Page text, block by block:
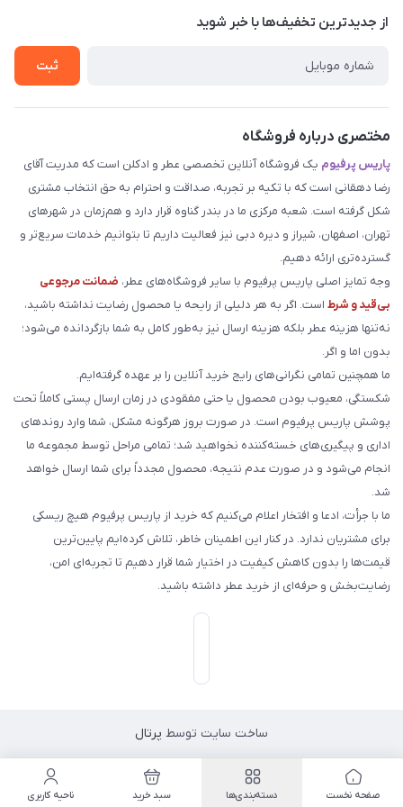
درباره ما
راهنما
از جدید‌ترین تخفیف‌ها با‌ خبر شوید
ثبت
مختصری درباره فروشگاه
پاریس پرفیوم یک فروشگاه آنلاین تخصصی عطر و ادکلن است که مدریت آقای
رضا دهقانی است که با تکیه بر تجربه، صداقت و احترام به حق انتخاب مشتری
شکل گرفته است. شعبه مرکزی ما در بندر گناوه قرار دارد و هم‌زمان در شهرهای
تهران، اصفهان، شیراز و دیره دبی نیز فعالیت داریم تا بتوانیم خدمات سریع‌تر و
گسترده‌تری ارائه دهیم.
وجه تمایز اصلی پاریس پرفیوم با سایر فروشگاه‌های عطر، ضمانت مرجوعی
بی‌قید و شرط است. اگر به هر دلیلی از رایحه یا محصول رضایت نداشته باشید،
نه‌تنها هزینه عطر بلکه هزینه ارسال نیز به‌طور کامل به شما بازگردانده می‌شود؛
بدون اما و اگر.
ما همچنین تمامی نگرانی‌های رایج خرید آنلاین را بر عهده گرفته‌ایم.
شکستگی، معیوب بودن محصول یا حتی مفقودی در زمان ارسال پستی کاملاً تحت
پوشش پاریس پرفیوم است. در صورت بروز هرگونه مشکل، شما وارد روندهای
اداری و پیگیری‌های خسته‌کننده نخواهید شد؛ تمامی مراحل توسط مجموعه ما
انجام می‌شود و در صورت عدم نتیجه، محصول مجدداً برای شما ارسال خواهد
شد.
ما با جرأت، ادعا و افتخار اعلام می‌کنیم که خرید از پاریس پرفیوم هیچ ریسکی
برای مشتریان ندارد. در کنار این اطمینان خاطر، تلاش کرده‌ایم پایین‌ترین
قیمت‌ها را بدون کاهش کیفیت در اختیار شما قرار دهیم تا تجربه‌ای امن،
رضایت‌بخش و حرفه‌ای از خرید عطر داشته باشید.
ساخت سایت توسط پرتال
صفحه نخست دسته‌بندی‌ها سبد خرید ناحیه کاربری